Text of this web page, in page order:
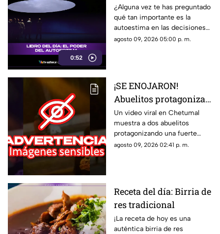
0:52
Nathaniel Branden
¿Alguna vez te has preguntado
qué tan importante es la
autoestima en las decisiones
que tomas todos los días? En
agosto 09, 2026 05:00 p. m.
¡SE ENOJARON!
Abuelitos protagonizan
FUERTE PELEA en
Chetumal; el video se
viralizó
Un video viral en Chetumal
muestra a dos abuelitos
protagonizando una fuerte
pelea en plena vía pública; esto
agosto 09, 2026 02:41 p. m.
Receta del día: Birria de
res tradicional
¡La receta de hoy es una
auténtica birria de res